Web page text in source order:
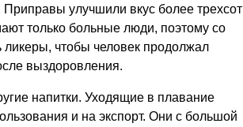
улучшили вкус более трехсот
только больные люди, поэтому со
чтобы человек продолжал
выздоровления.
напитки. Уходящие в плавание
и на экспорт. Они с большой